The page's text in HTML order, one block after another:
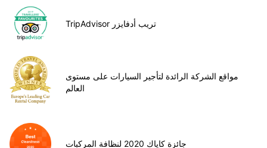
TripAdvisor تريب أدفايزر
مواقع الشركة الرائدة لتأجير السيارات على مستوى
العالم
جائزة كاياك 2020 لنظافة المركبات